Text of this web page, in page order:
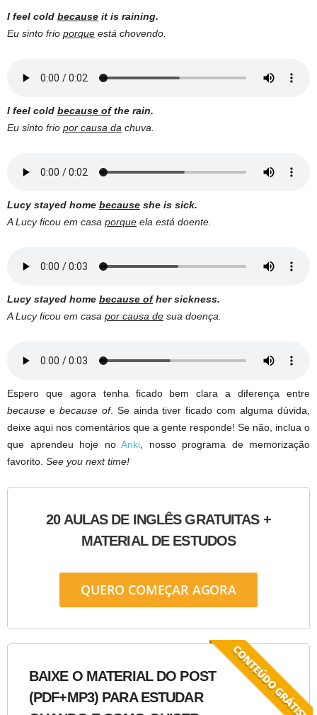
I feel cold because it is raining.
Eu sinto frio porque está chovendo.
I feel cold because ofthe rain.
Eu sinto frio por causa da chuva.
Lucy stayed home because she is sick.
A Lucy ficou em casa porque ela está doente.
Lucy stayed home because ofher sickness.
A Lucy ficou em casa por causa de sua doença.
Espero que agora tenha ficado bem clara a diferença entre
because e because of. Se ainda tiver ficado com alguma dúvida,
deixe aqui nos comentários que a gente responde! Se não, inclua o
que aprendeu hoje no Anki , nosso programa de memorização
favorito. See you next time!
20 AULAS DE INGLÊS GRATUITAS +
MATERIAL DE ESTUDOS
QUERO COMEÇAR AGORA
BAIXE O MATERIAL DO POST
(PDF+MP3) PARA ESTUDAR